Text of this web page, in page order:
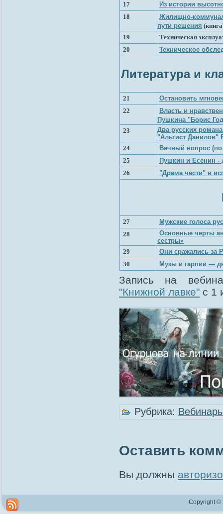
17
Из истории
18
Жилищно-
пути решения
19
Техническая
20
Техническое
Литература и
21
Остановить
22
Власть и
Пушкина "Борис
23
Два русских
"Альтист Данилов"
24
Вечный вопрос
25
Пушкин и Есенин -
26
"Драма чести" в
27
Мужские голоса
28
Основные черты
сестры»
29
Они сражались за
30
Музы и гарпии —
Запись на
"Книжной лавке" с 1
Рубрика:
Оставить
Вы должны
Copyright